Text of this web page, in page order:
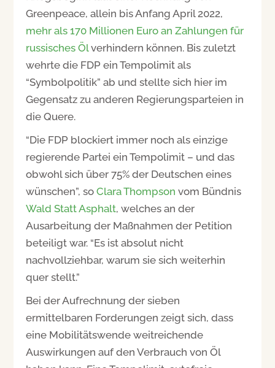
Greenpeace, allein bis Anfang April 2022,
mehr als 170 Millionen Euro an Zahlungen für
russisches Ölverhindern können. Bis zuletzt
wehrte die FDP ein Tempolimit als
“Symbolpolitik” ab und stellte sich hier im
Gegensatz zu anderen Regierungsparteien in
die Quere.
“Die FDP blockiert immer noch als einzige
regierende Partei ein Tempolimit – und das
obwohl sich über 75% der Deutschen eines
wünschen”, soClara Thompson vom Bündnis
Wald Statt Asphalt, welches an der
Ausarbeitung der Maßnahmen der Petition
beteiligt war. “Es ist absolut nicht
nachvollziehbar, warum sie sich weiterhin
quer stellt.”
Bei der Aufrechnung der sieben
ermittelbaren Forderungen zeigt sich, dass
eine Mobilitätswende weitreichende
Auswirkungen auf den Verbrauch von Öl